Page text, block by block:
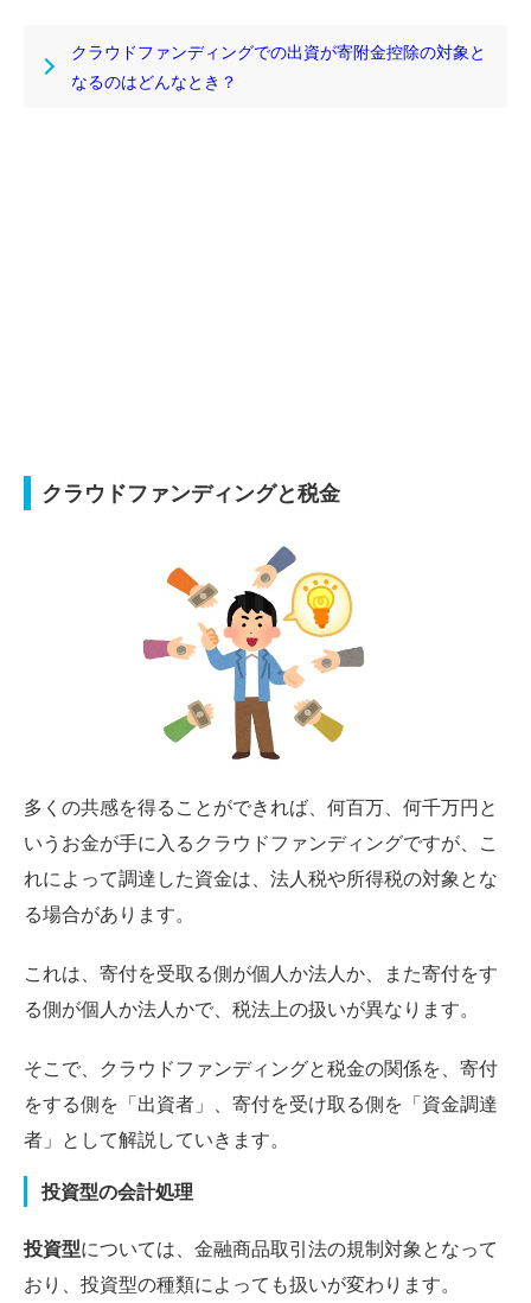
クラウドファンディングでの出資が寄附金控除の対象と
なるのはどんなとき？
クラウドファンディングと税金
多くの共感を得ることができれば、何百万、何千万円と
いうお金が手に入るクラウドファンディングですが、こ
れによって調達した資金は、法人税や所得税の対象とな
る場合があります。
これは、寄付を受取る側が個人か法人か、また寄付をす
る側が個人か法人かで、税法上の扱いが異なります。
そこで、クラウドファンディングと税金の関係を、寄付
をする側を「出資者」、寄付を受け取る側を「資金調達
者」として解説していきます。
投資型の会計処理
投資型については、金融商品取引法の規制対象となって
おり、投資型の種類によっても扱いが変わります。